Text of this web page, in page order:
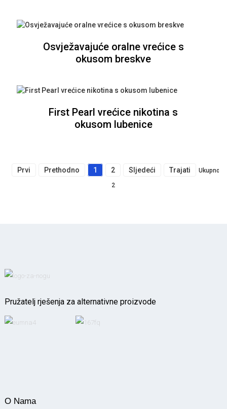
Osvježavajuće oralne vrećice s
okusom breskve
First Pearl vrećice nikotina s
okusom lubenice
Prvi Prethodno 1 2 Sljedeći Trajati Ukupno
2
Pružatelj rješenja za alternativne proizvode
O Nama